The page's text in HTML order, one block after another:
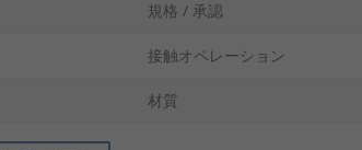
規格 / 承認
接触オペレーション
材質